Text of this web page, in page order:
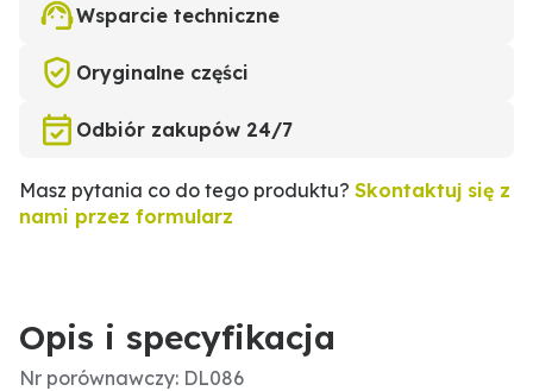
Wsparcie techniczne
Oryginalne części
Odbiór zakupów 24/7
Masz pytania co do tego produktu? Skontaktuj się z
nami przez formularz
Opis i specyfikacja
Nr porównawczy: DL086